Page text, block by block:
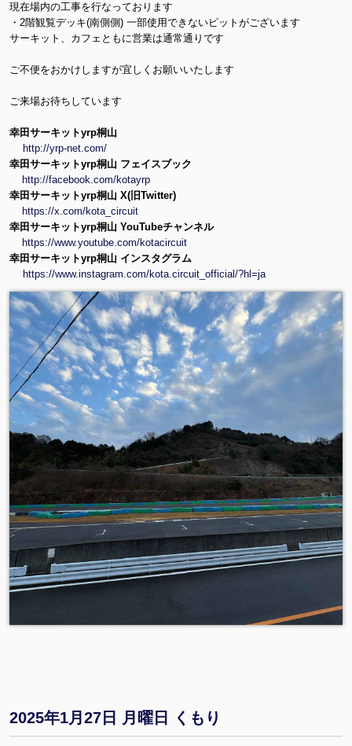
現在場内の工事を行なっております
・2階観覧デッキ(南側側) 一部使用できないピットがございます
サーキット、カフェともに営業は通常通りです
ご不便をおかけしますが宜しくお願いいたします
ご来場お待ちしています
幸田サーキットyrp桐山
http://yrp-net.com/
幸田サーキットyrp桐山 フェイスブック
http://facebook.com/kotayrp
幸田サーキットyrp桐山 X(旧Twitter)
https://x.com/kota_circuit
幸田サーキットyrp桐山 YouTubeチャンネル
https://www.youtube.com/kotacircuit
幸田サーキットyrp桐山 インスタグラム
https://www.instagram.com/kota.circuit_official/?hl=ja
2025年1月27日 月曜日 くもり